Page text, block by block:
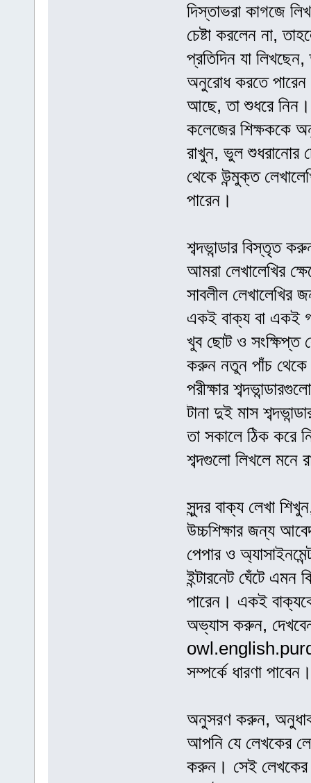
দিস্তাভরা কাগজে
চেষ্টা করলেন না,
প্রতিদিন যা
অনুরোধ করতে
আছে, তা শুধরে নিন।
কলেজের শিক্ষককে
রাখুন, ভুল
থেকে উন্মুক্ত
পারেন।
শব্দভান্ডার বিস্তৃত
আমরা লেখালেখির
সাবলীল লেখালেখির
একই বাক্য বা একই
খুব ছোট ও সংক্ষিপ্ত
করুন নতুন পাঁচ
পরীক্ষার
টানা দুই মাস
তা সকালে ঠিক করে
শব্দগুলো লিখলে মনে
সুন্দর বাক্য লেখা
উচ্চশিক্ষার জন্য
পেপার ও
ইন্টারনেট ঘেঁটে এমন
পারেন। একই
অভ্যাস করুন,
সম্পর্কে ধারণা
অনুসরণ করুন,
আপনি যে লেখকের
করুন। সেই লেখকের